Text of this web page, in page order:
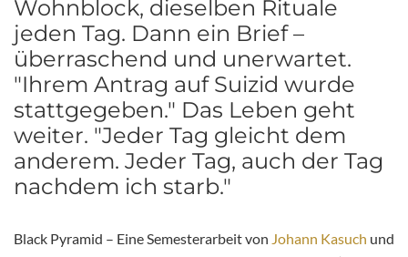
Wohnblock, dieselben Rituale
jeden Tag. Dann ein Brief –
überraschend und unerwartet.
"Ihrem Antrag auf Suizid wurde
stattgegeben." Das Leben geht
weiter. "Jeder Tag gleicht dem
anderem. Jeder Tag, auch der Tag
nachdem ich starb."
Black Pyramid – Eine Semesterarbeit von Johann Kasuch und